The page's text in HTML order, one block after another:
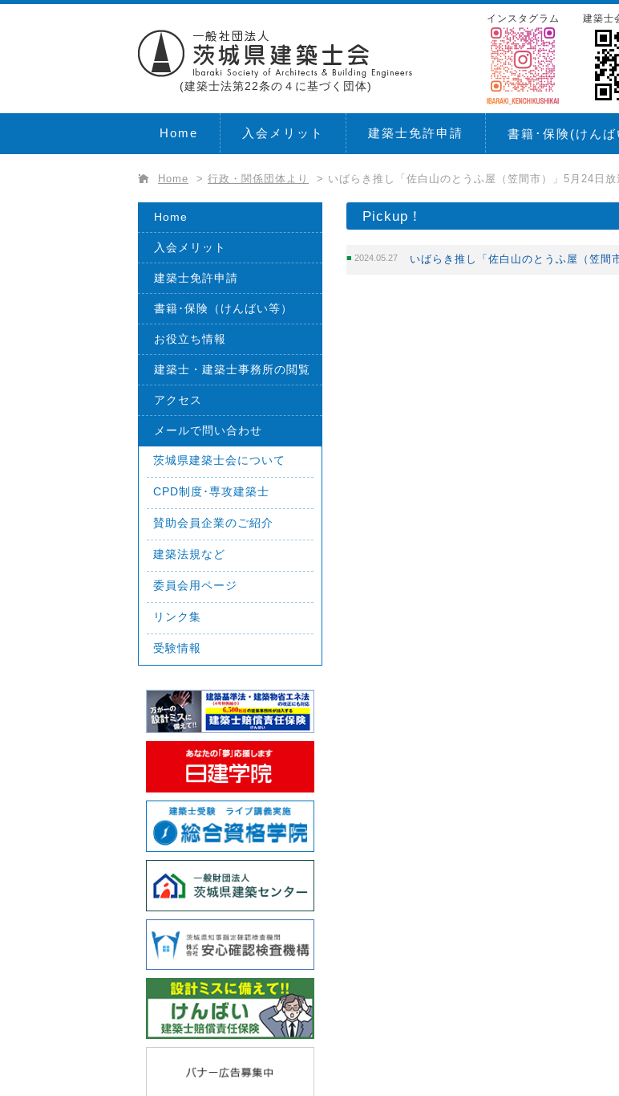
(建築士法第22条の４に基づく団体)
建築士
インスタグラム
Home 入会メリット 建築士免許申請 書籍･保険(けんば
Home > 行政・関係団体より > いばらき推し「佐白山のとうふ屋（笠間市）」5月24日放
Pickup！
2024.05.27 いばらき推し「佐白山のとうふ屋（笠間
Home
入会メリット
建築士免許申請
書籍･保険（けんばい等）
お役立ち情報
建築士・建築士事務所の閲覧
アクセス
メールで問い合わせ
茨城県建築士会について
CPD制度･専攻建築士
賛助会員企業のご紹介
建築法規など
委員会用ページ
リンク集
受験情報